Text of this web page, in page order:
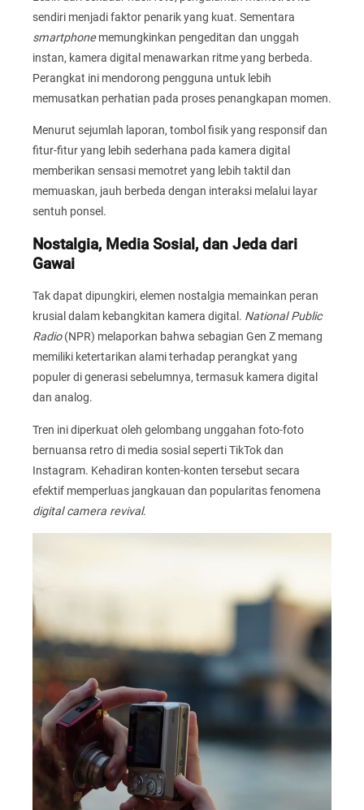
sendiri menjadi faktor penarik yang kuat. Sementara
smartphonememungkinkan pengeditan dan unggah
instan, kamera digital menawarkan ritme yang berbeda.
Perangkat ini mendorong pengguna untuk lebih
memusatkan perhatian pada proses penangkapan momen.
Menurut sejumlah laporan, tombol fisik yang responsif dan
fitur-fitur yang lebih sederhana pada kamera digital
memberikan sensasi memotret yang lebih taktil dan
memuaskan, jauh berbeda dengan interaksi melalui layar
sentuh ponsel.
Nostalgia, Media Sosial, dan Jeda dari
Gawai
Tak dapat dipungkiri, elemen nostalgia memainkan peran
krusial dalam kebangkitan kamera digital. National Public
Radio(NPR) melaporkan bahwa sebagian Gen Z memang
memiliki ketertarikan alami terhadap perangkat yang
populer di generasi sebelumnya, termasuk kamera digital
dan analog.
Tren ini diperkuat oleh gelombang unggahan foto-foto
bernuansa retro di media sosial seperti TikTok dan
Instagram. Kehadiran konten-konten tersebut secara
efektif memperluas jangkauan dan popularitas fenomena
digital camera revival.